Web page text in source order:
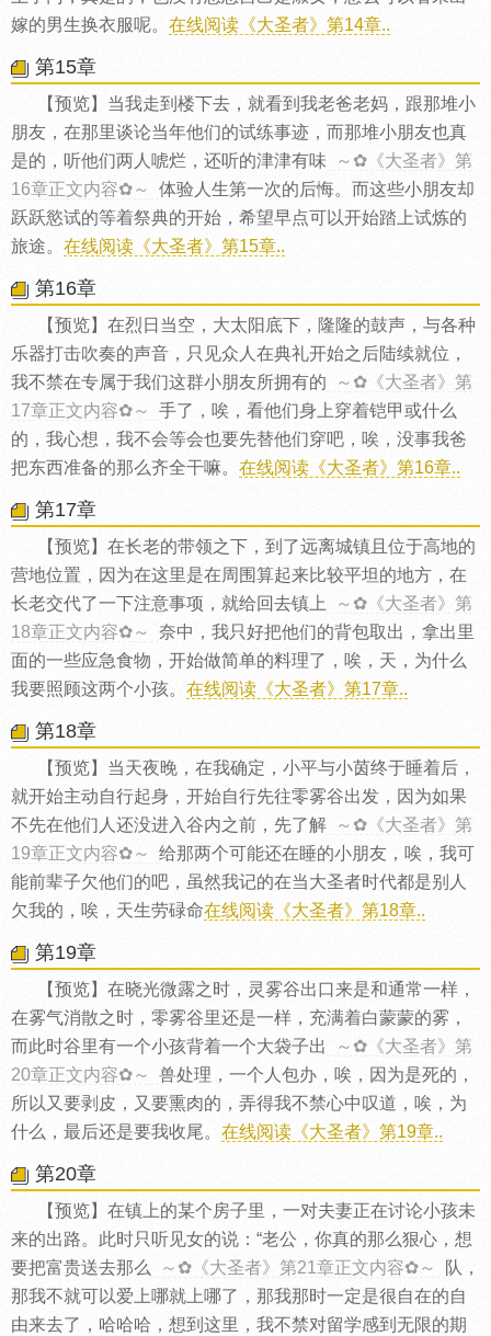
嫁的男生换衣服呢。 在线阅读《大圣者》第14章..
第15章
【预览】当我走到楼下去，就看到我老爸老妈，跟那堆小
朋友，在那里谈论当年他们的试练事迹，而那堆小朋友也真
是的，听他们两人唬烂，还听的津津有味
～✿《大圣者》第
16章正文内容✿～
体验人生第一次的后悔。而这些小朋友却
跃跃慾试的等着祭典的开始，希望早点可以开始踏上试炼的
旅途。 在线阅读《大圣者》第15章..
第16章
【预览】在烈日当空，大太阳底下，隆隆的鼓声，与各种
乐器打击吹奏的声音，只见众人在典礼开始之后陆续就位，
我不禁在专属于我们这群小朋友所拥有的
～✿《大圣者》第
17章正文内容✿～
手了，唉，看他们身上穿着铠甲或什么
的，我心想，我不会等会也要先替他们穿吧，唉，没事我爸
把东西准备的那么齐全干嘛。 在线阅读《大圣者》第16章..
第17章
【预览】在长老的带领之下，到了远离城镇且位于高地的
营地位置，因为在这里是在周围算起来比较平坦的地方，在
长老交代了一下注意事项，就给回去镇上
～✿《大圣者》第
18章正文内容✿～
奈中，我只好把他们的背包取出，拿出里
面的一些应急食物，开始做简单的料理了，唉，天，为什么
我要照顾这两个小孩。 在线阅读《大圣者》第17章..
第18章
【预览】当天夜晚，在我确定，小平与小茵终于睡着后，
就开始主动自行起身，开始自行先往零雾谷出发，因为如果
不先在他们人还没进入谷内之前，先了解
～✿《大圣者》第
19章正文内容✿～
给那两个可能还在睡的小朋友，唉，我可
能前辈子欠他们的吧，虽然我记的在当大圣者时代都是别人
欠我的，唉，天生劳碌命在线阅读《大圣者》第18章..
第19章
【预览】在晓光微露之时，灵雾谷出口来是和通常一样，
在雾气消散之时，零雾谷里还是一样，充满着白蒙蒙的雾，
而此时谷里有一个小孩背着一个大袋子出
～✿《大圣者》第
20章正文内容✿～
兽处理，一个人包办，唉，因为是死的，
所以又要剥皮，又要熏肉的，弄得我不禁心中叹道，唉，为
什么，最后还是要我收尾。 在线阅读《大圣者》第19章..
第20章
【预览】在镇上的某个房子里，一对夫妻正在讨论小孩未
来的出路。此时只听见女的说：“老公，你真的那么狠心，想
要把富贵送去那么
～✿《大圣者》第21章正文内容✿～
队，
那我不就可以爱上哪就上哪了，那我那时一定是很自在的自
由来去了，哈哈哈，想到这里，我不禁对留学感到无限的期